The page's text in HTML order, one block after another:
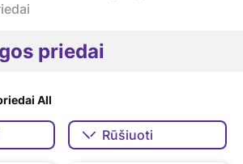
priedai
All